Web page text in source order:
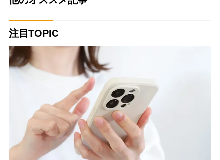
注目TOPIC